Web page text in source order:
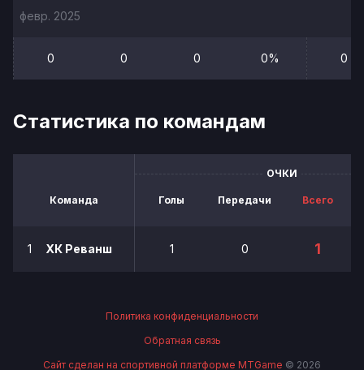
февр. 2025
0 0 0 0% 0
Статистика по командам
Команда
ОЧКИ
Голы Передачи Всего
1 ХК Реванш 1 0 1
Политика конфиденциальности
Обратная связь
Сайт сделан на спортивной платформе MTGame © 2026